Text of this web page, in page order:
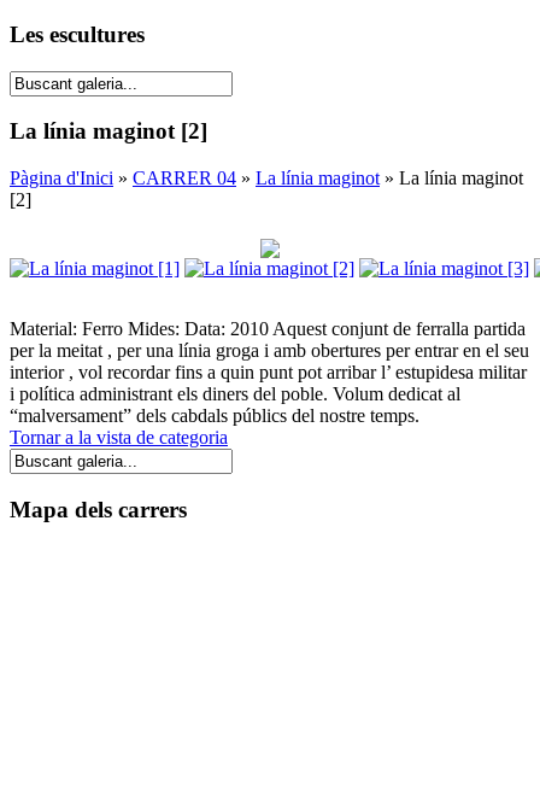
Les escultures
La línia maginot [2]
Pàgina d'Inici » CARRER 04 » La línia maginot » La línia maginot
[2]
Material: Ferro Mides: Data: 2010 Aquest conjunt de ferralla partida
per la meitat , per una línia groga i amb obertures per entrar en el seu
interior , vol recordar fins a quin punt pot arribar l’ estupidesa militar
i política administrant els diners del poble. Volum dedicat al
“malversament” dels cabdals públics del nostre temps.
Tornar a la vista de categoria
Mapa dels carrers